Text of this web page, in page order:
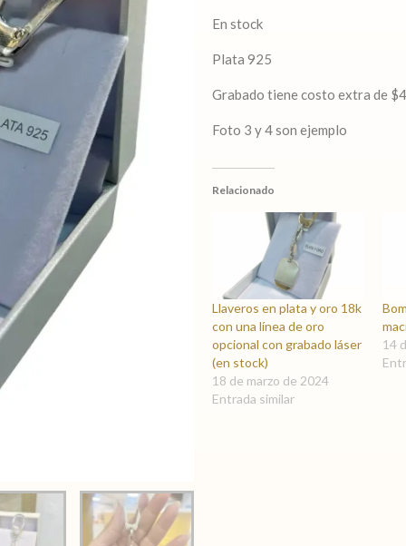
En stock
Plata 925
Grabado tiene costo extra de
Foto 3 y 4 son ejemplo
Relacionado
Llaveros en plata y oro 18k
con una línea de oro
opcional con grabado láser
(en stock)
18 de marzo de 2024
Entrada similar
14